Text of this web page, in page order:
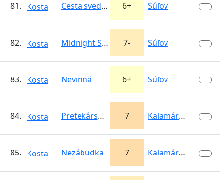
81. Kosta Cesta svedkov liehovových 6+ Súľov
82. Kosta Midnight Shark 7- Súľov
83. Kosta Nevinná 6+ Súľov
84. Kosta Pretekársky previs 7 Kalamárka
85. Kosta Nezábudka 7 Kalamárka